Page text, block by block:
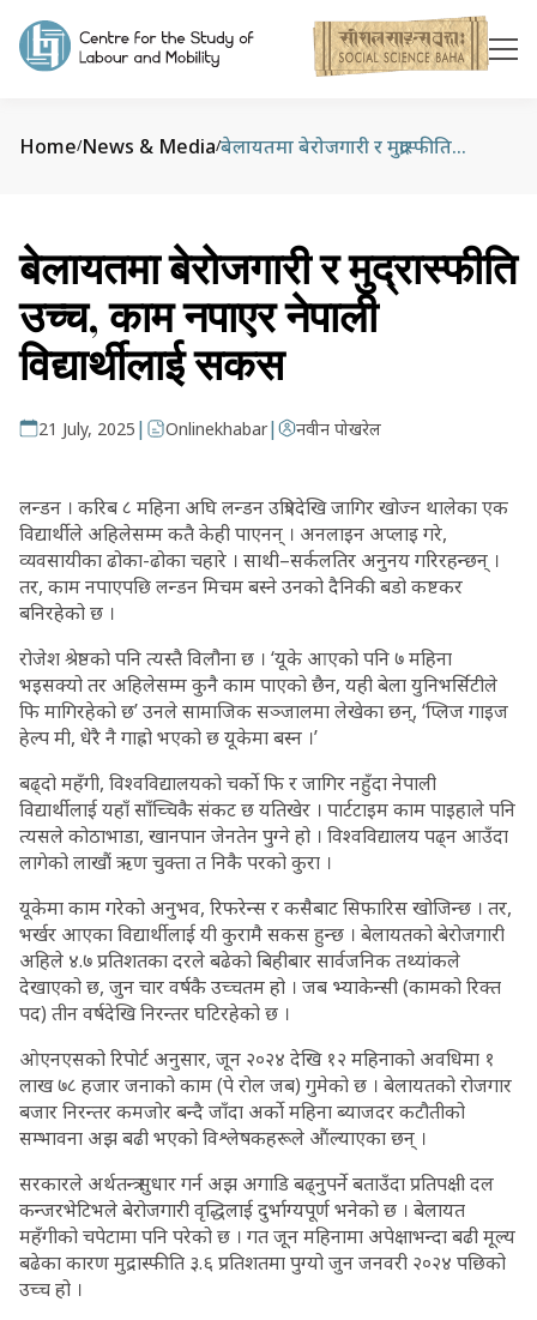
Home/News & Media/ बेलायतमा बेरोजगारी र मुद्रास्फीति उच्च, काम नपाएर नेपाली विद्यार्थीलाई सकस
बेलायतमा बेरोजगारी र मुद्रास्फीति
उच्च, काम नपाएर नेपाली
विद्यार्थीलाई सकस
21 July, 2025 | Onlinekhabar| नवीन पोखरेल
लन्डन । करिब ८ महिना अघि लन्डन उत्रिएदेखि जागिर खोज्न थालेका एक
विद्यार्थीले अहिलेसम्म कतै केही पाएनन् । अनलाइन अप्लाइ गरे,
व्यवसायीका ढोका-ढोका चहारे । साथी–सर्कलतिर अनुनय गरिरहन्छन् ।
तर, काम नपाएपछि लन्डन मिचम बस्ने उनको दैनिकी बडो कष्टकर
बनिरहेको छ ।
रोजेश श्रेष्ठको पनि त्यस्तै विलौना छ । ‘यूके आएको पनि ७ महिना
भइसक्यो तर अहिलेसम्म कुनै काम पाएको छैन, यही बेला युनिभर्सिटीले
फि मागिरहेको छ’ उनले सामाजिक सञ्जालमा लेखेका छन्, ‘प्लिज गाइज
हेल्प मी, धेरै नै गाह्रो भएको छ यूकेमा बस्न ।’
बढ्दो महँगी, विश्वविद्यालयको चर्को फि र जागिर नहु‍ँदा नेपाली
विद्यार्थीलाई यहाँ साँच्चिकै संकट छ यतिखेर । पार्टटाइम काम पाइहाले पनि
त्यसले कोठाभाडा, खानपान जेनतेन पुग्ने हो । विश्वविद्यालय पढ्न आउँदा
लागेको लाखौं ऋण चुक्ता त निकै परको कुरा ।
यूकेमा काम गरेको अनुभव, रिफरेन्स र कसैबाट सिफारिस खोजिन्छ । तर,
भर्खर आएका विद्यार्थीलाई यी कुरामै सकस हुन्छ । बेलायतको बेरोजगारी
अहिले ४.७ प्रतिशतका दरले बढेको बिहीबार सार्वजनिक तथ्यांकले
देखाएको छ, जुन चार वर्षकै उच्चतम हो । जब भ्याकेन्सी (कामको रिक्त
पद) तीन वर्षदेखि निरन्तर घटिरहेको छ ।
ओएनएसको रिपोर्ट अनुसार, जून २०२४ देखि १२ महिनाको अवधिमा १
लाख ७८ हजार जनाको काम (पे रोल जब) गुमेको छ । बेलायतको रोजगार
बजार निरन्तर कमजोर बन्दै जाँदा अर्को महिना ब्याजदर कटौतीको
सम्भावना अझ बढी भएको विश्लेषकहरूले औंल्याएका छन् ।
सरकारले अर्थतन्त्र सुधार गर्न अझ अगाडि बढ्नुपर्ने बताउँदा प्रतिपक्षी दल
कन्जरभेटिभले बेरोजगारी वृद्धिलाई दुर्भाग्यपूर्ण भनेको छ । बेलायत
महँगीको चपेटामा पनि परेको छ । गत जून महिनामा अपेक्षाभन्दा बढी मूल्य
बढेका कारण मुद्रास्फीति ३.६ प्रतिशतमा पुग्यो जुन जनवरी २०२४ पछिको
उच्च हो ।